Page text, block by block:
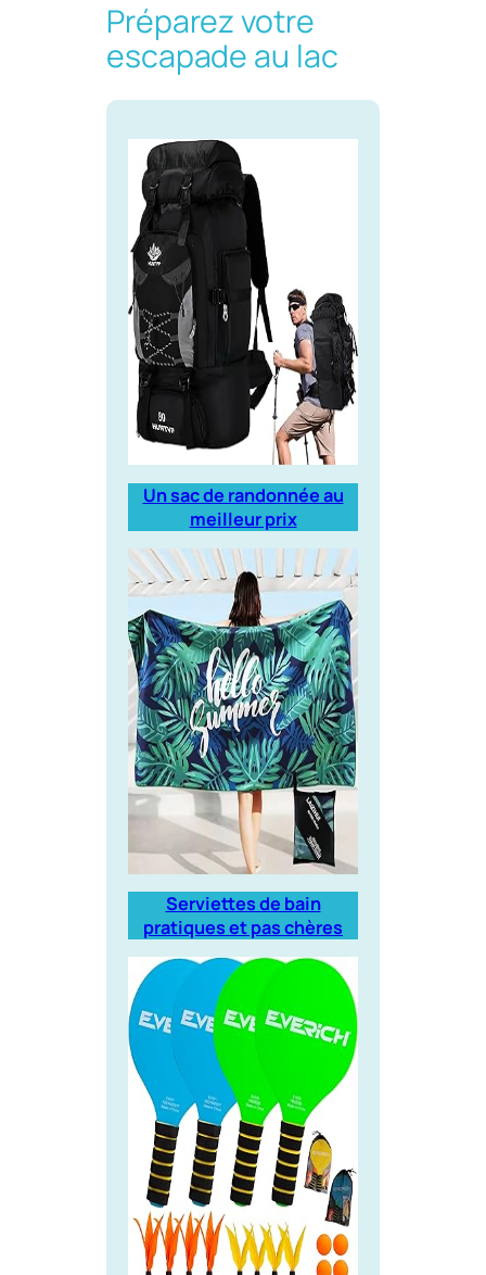
Préparez votre
escapade au lac
Un sac de randonnée au
meilleur prix
Serviettes de bain
pratiques et pas chères